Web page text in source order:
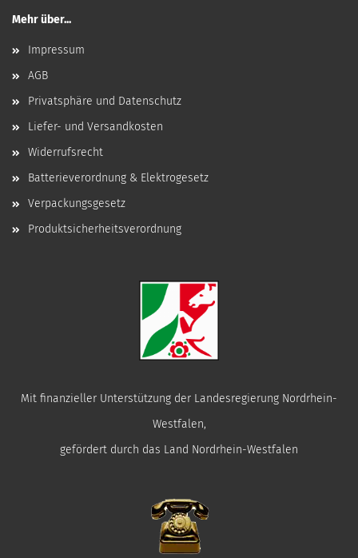
Mehr über...
Impressum
AGB
Privatsphäre und Datenschutz
Liefer- und Versandkosten
Widerrufsrecht
Batterieverordnung & Elektrogesetz
Verpackungsgesetz
Produktsicherheitsverordnung
Mit finanzieller Unterstützung der Landesregierung Nordrhein-
Westfalen,
gefördert durch das Land Nordrhein-Westfalen